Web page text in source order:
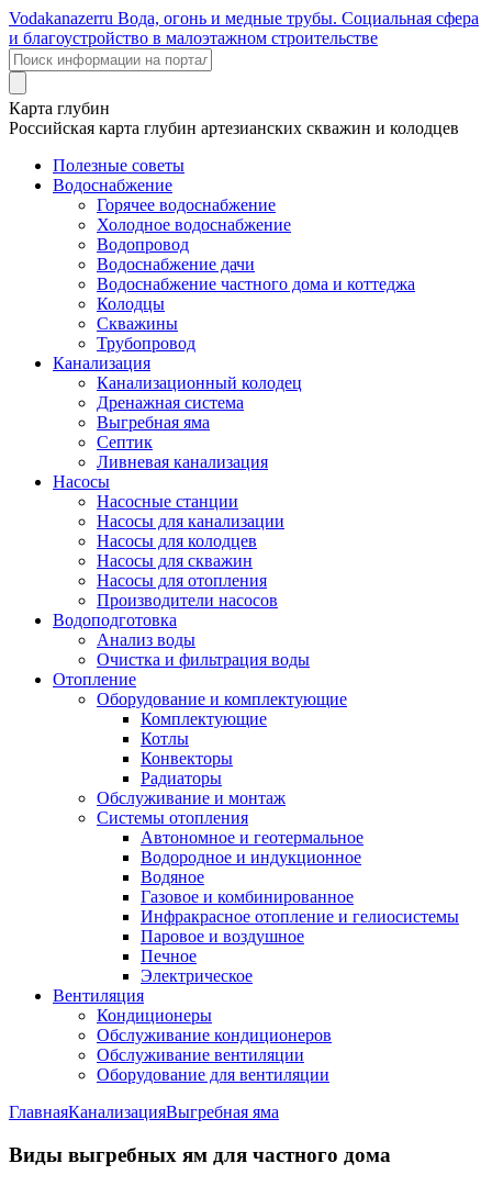
Vodakanazerru Вода, огонь и медные трубы. Социальная сфера
и благоустройство в малоэтажном строительстве
Карта глубин
Российская карта глубин артезианских скважин и колодцев
Полезные советы
Водоснабжение
Горячее водоснабжение
Холодное водоснабжение
Водопровод
Водоснабжение дачи
Водоснабжение частного дома и коттеджа
Колодцы
Скважины
Трубопровод
Канализация
Канализационный колодец
Дренажная система
Выгребная яма
Септик
Ливневая канализация
Насосы
Насосные станции
Насосы для канализации
Насосы для колодцев
Насосы для скважин
Насосы для отопления
Производители насосов
Водоподготовка
Анализ воды
Очистка и фильтрация воды
Отопление
Оборудование и комплектующие
Комплектующие
Котлы
Конвекторы
Радиаторы
Обслуживание и монтаж
Системы отопления
Автономное и геотермальное
Водородное и индукционное
Водяное
Газовое и комбинированное
Инфракрасное отопление и гелиосистемы
Паровое и воздушное
Печное
Электрическое
Вентиляция
Кондиционеры
Обслуживание кондиционеров
Обслуживание вентиляции
Оборудование для вентиляции
ГлавнаяКанализацияВыгребная яма
Виды выгребных ям для частного дома